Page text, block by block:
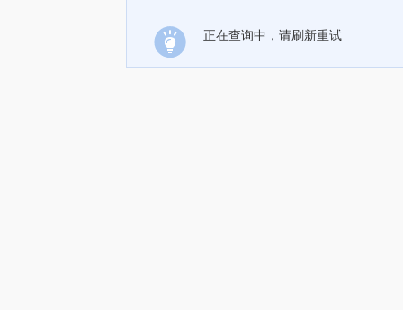
正在查询中，请刷新重试